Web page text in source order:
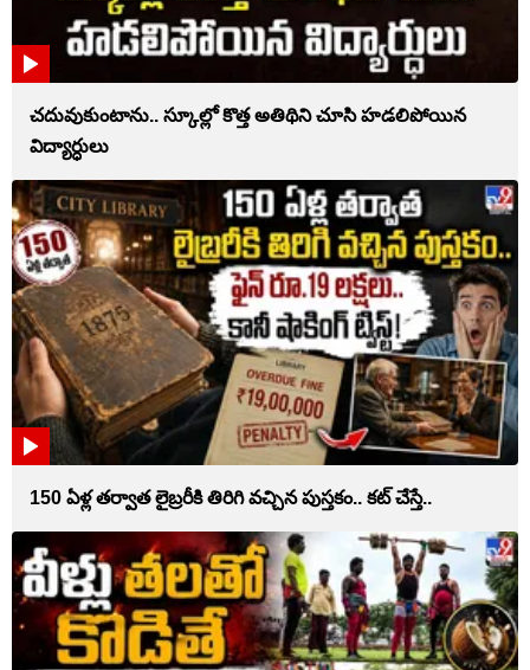
చదువుకుంటాను.. స్కూల్లో కొత్త అతిథిని చూసి హడలిపోయిన
విద్యార్ధులు
150 ఏళ్ల తర్వాత లైబ్రరీకి తిరిగి వచ్చిన పుస్తకం.. కట్ చేస్తే..